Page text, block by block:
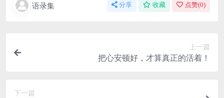
语录集 分享 收藏 点赞(0)
上一篇
把心安顿好，才算真正的活着！
下一篇